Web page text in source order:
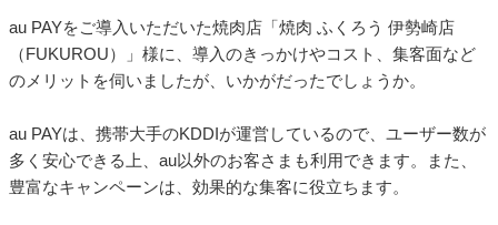
au PAYをご導入いただいた焼肉店「焼肉 ふくろう 伊勢崎店
（FUKUROU）」様に、導入のきっかけやコスト、集客面など
のメリットを伺いましたが、いかがだったでしょうか。
au PAYは、携帯大手のKDDIが運営しているので、ユーザー数が
多く安心できる上、au以外のお客さまも利用できます。また、
豊富なキャンペーンは、効果的な集客に役立ちます。